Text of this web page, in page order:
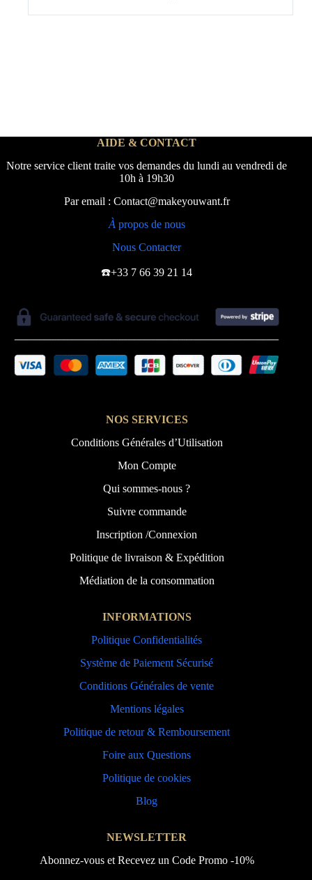
AIDE & CONTACT
Notre service client traite vos demandes du lundi au vendredi de
10h à 19h30
Par email : Contact@makeyouwant.fr
À propos de nous
Nous Contacter
☎️+33 7 66 39 21 14
NOS SERVICES
Conditions Générales d’Utilisation
Mon Compte
Qui sommes-nous ?
Suivre commande
Inscription /Connexion
Politique de livraison & Expédition
Médiation de la consommation
INFORMATIONS
Politique Confidentialités
Système de Paiement Sécurisé
Conditions Générales de vente
Mentions légales
Politique de retour & Remboursement
Foire aux Questions
Politique de cookies
Blog
NEWSLETTER
Abonnez-vous et Recevez un Code Promo -10%